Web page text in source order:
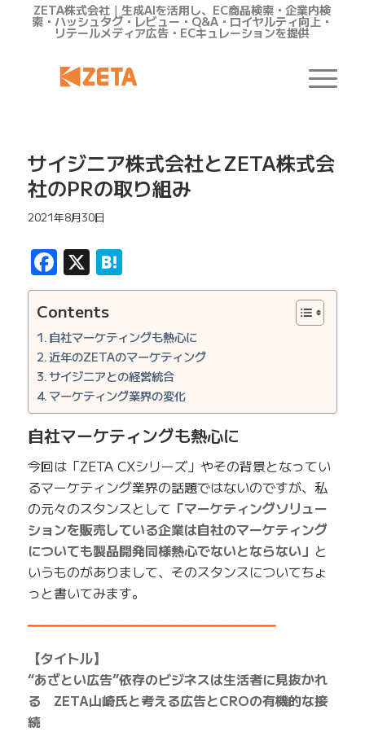
ZETA株式会社｜生成AIを活用し、EC商品検索・企業内検
索・ハッシュタグ・レビュー・Q&A・ロイヤルティ向上・
リテールメディア広告・ECキュレーションを提供
サイジニア株式会社とZETA株式会
社のPRの取り組み
2021年8月30日
Facebook
X Hatena
Contents
自社マーケティングも熱心に
近年のZETAのマーケティング
サイジニアとの経営統合
マーケティング業界の変化
自社マーケティングも熱心に
今回は「ZETA CXシリーズ」やその背景となってい
るマーケティング業界の話題ではないのですが、私
の元々のスタンスとして 「マーケティングソリュー
ションを販売している企業は自社のマーケティング
についても製品開発同様熱心でないとならない」 と
いうものがありまして、そのスタンスについてちょ
っと書いてみます。
━━━━━━━━━━━━━━━━━━━
【タイトル】
“あざとい広告”依存のビジネスは生活者に見抜かれ
る ZETA山崎氏と考える広告とCROの有機的な接
続